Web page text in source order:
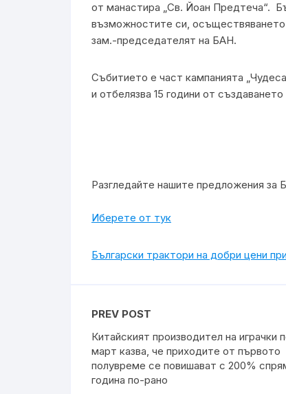
от манастира „Св. Йоан Предтеча“.
възможностите си, осъществяването
зам.-председателят на БАН.
Събитието е част кампанията
и отбелязва 15 години от създаването
Разгледайте нашите предложения за
Иберете от тук
Български трактори на добри цени
PREV POST
Китайският производител на играчки
март казва, че приходите от първото
полувреме се повишават с 200%
година по-рано